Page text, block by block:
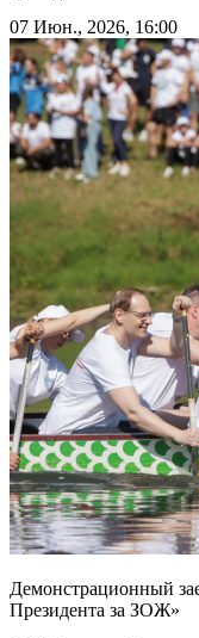
07 Июн., 2026, 16:00
Демонстрационный
Президента за ЗОЖ»